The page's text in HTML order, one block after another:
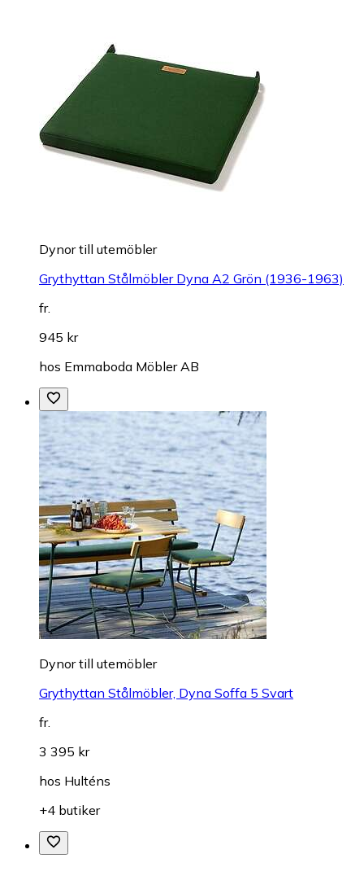
Dynor till utemöbler
Grythyttan Stålmöbler Dyna A2 Grön (1936-1963)
fr.
945 kr
hos Emmaboda Möbler AB
Dynor till utemöbler
Grythyttan Stålmöbler, Dyna Soffa 5 Svart
fr.
3 395 kr
hos Hulténs
+4 butiker